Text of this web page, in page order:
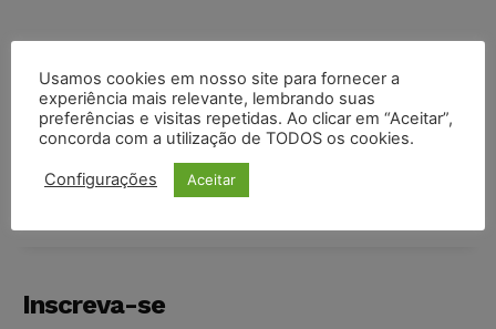
COMPARTILHE
Inscreva-se
Usamos cookies em nosso site para fornecer a
experiência mais relevante, lembrando suas
preferências e visitas repetidas. Ao clicar em “Aceitar”,
concorda com a utilização de TODOS os cookies.
Configurações Aceitar